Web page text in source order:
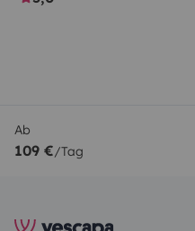
Ab
109 €/Tag